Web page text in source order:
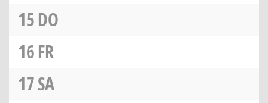
15DO
16FR
17SA